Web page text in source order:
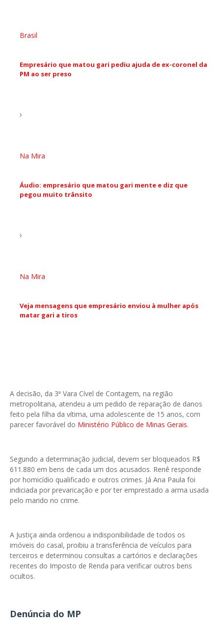
Brasil
Empresário que matou gari pediu ajuda de ex-coronel da
PM ao ser preso
Na Mira
Áudio: empresário que matou gari mente e diz que
pegou muito trânsito
Na Mira
Veja mensagens que empresário enviou à mulher após
matar gari a tiros
A decisão, da 3ª Vara Cível de Contagem, na região
metropolitana, atendeu a um pedido de reparação de danos
feito pela filha da vítima, uma adolescente de 15 anos, com
parecer favorável do Ministério Público de Minas Gerais.
Segundo a determinação judicial, devem ser bloqueados R$
611.880 em bens de cada um dos acusados. Renê responde
por homicídio qualificado e outros crimes. Já Ana Paula foi
indiciada por prevaricação e por ter emprestado a arma usada
pelo marido no crime.
A Justiça ainda ordenou a indisponibilidade de todos os
imóveis do casal, proibiu a transferência de veículos para
terceiros e determinou consultas a cartórios e declarações
recentes do Imposto de Renda para verificar outros bens
ocultos.
Denúncia do MP